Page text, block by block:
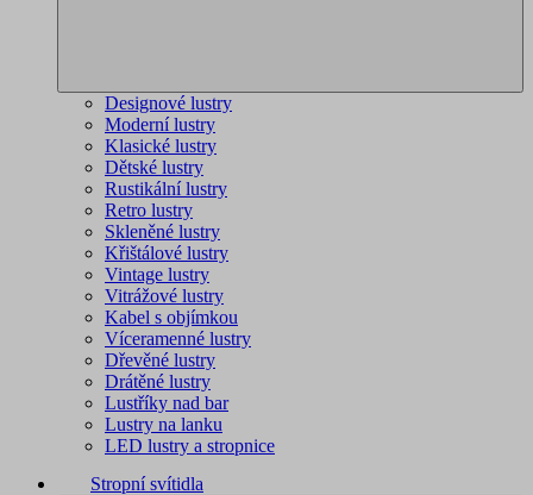
Designové lustry
Moderní lustry
Klasické lustry
Dětské lustry
Rustikální lustry
Retro lustry
Skleněné lustry
Křištálové lustry
Vintage lustry
Vitrážové lustry
Kabel s objímkou
Víceramenné lustry
Dřevěné lustry
Drátěné lustry
Lustříky nad bar
Lustry na lanku
LED lustry a stropnice
Stropní svítidla